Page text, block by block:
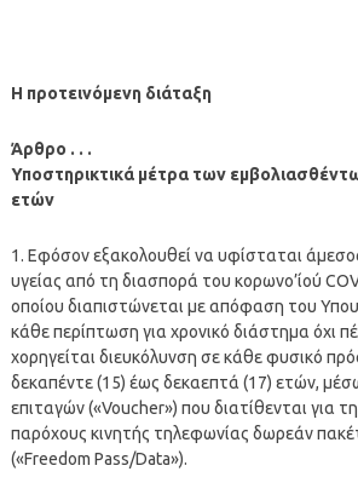
Η προτεινόμενη διάταξη
Άρθρο . . .
Υποστηρικτικά μέτρα των
ετών
1. Εφόσον εξακολουθεί να υφίσταται
υγείας από τη διασπορά του κορωνο’ίού
οποίου διαπιστώνεται με απόφαση του
κάθε περίπτωση για χρονικό διάστημα όχι
χορηγείται διευκόλυνση σε κάθε φυσικό
δεκαπέντε (15) έως δεκαεπτά (17) ετών,
επιταγών («Voucher») που διατίθενται για
παρόχους κινητής τηλεφωνίας δωρεάν
(«Freedom Pass/Data»).